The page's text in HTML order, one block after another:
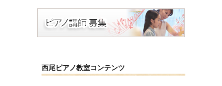
西尾ピアノ教室コンテンツ